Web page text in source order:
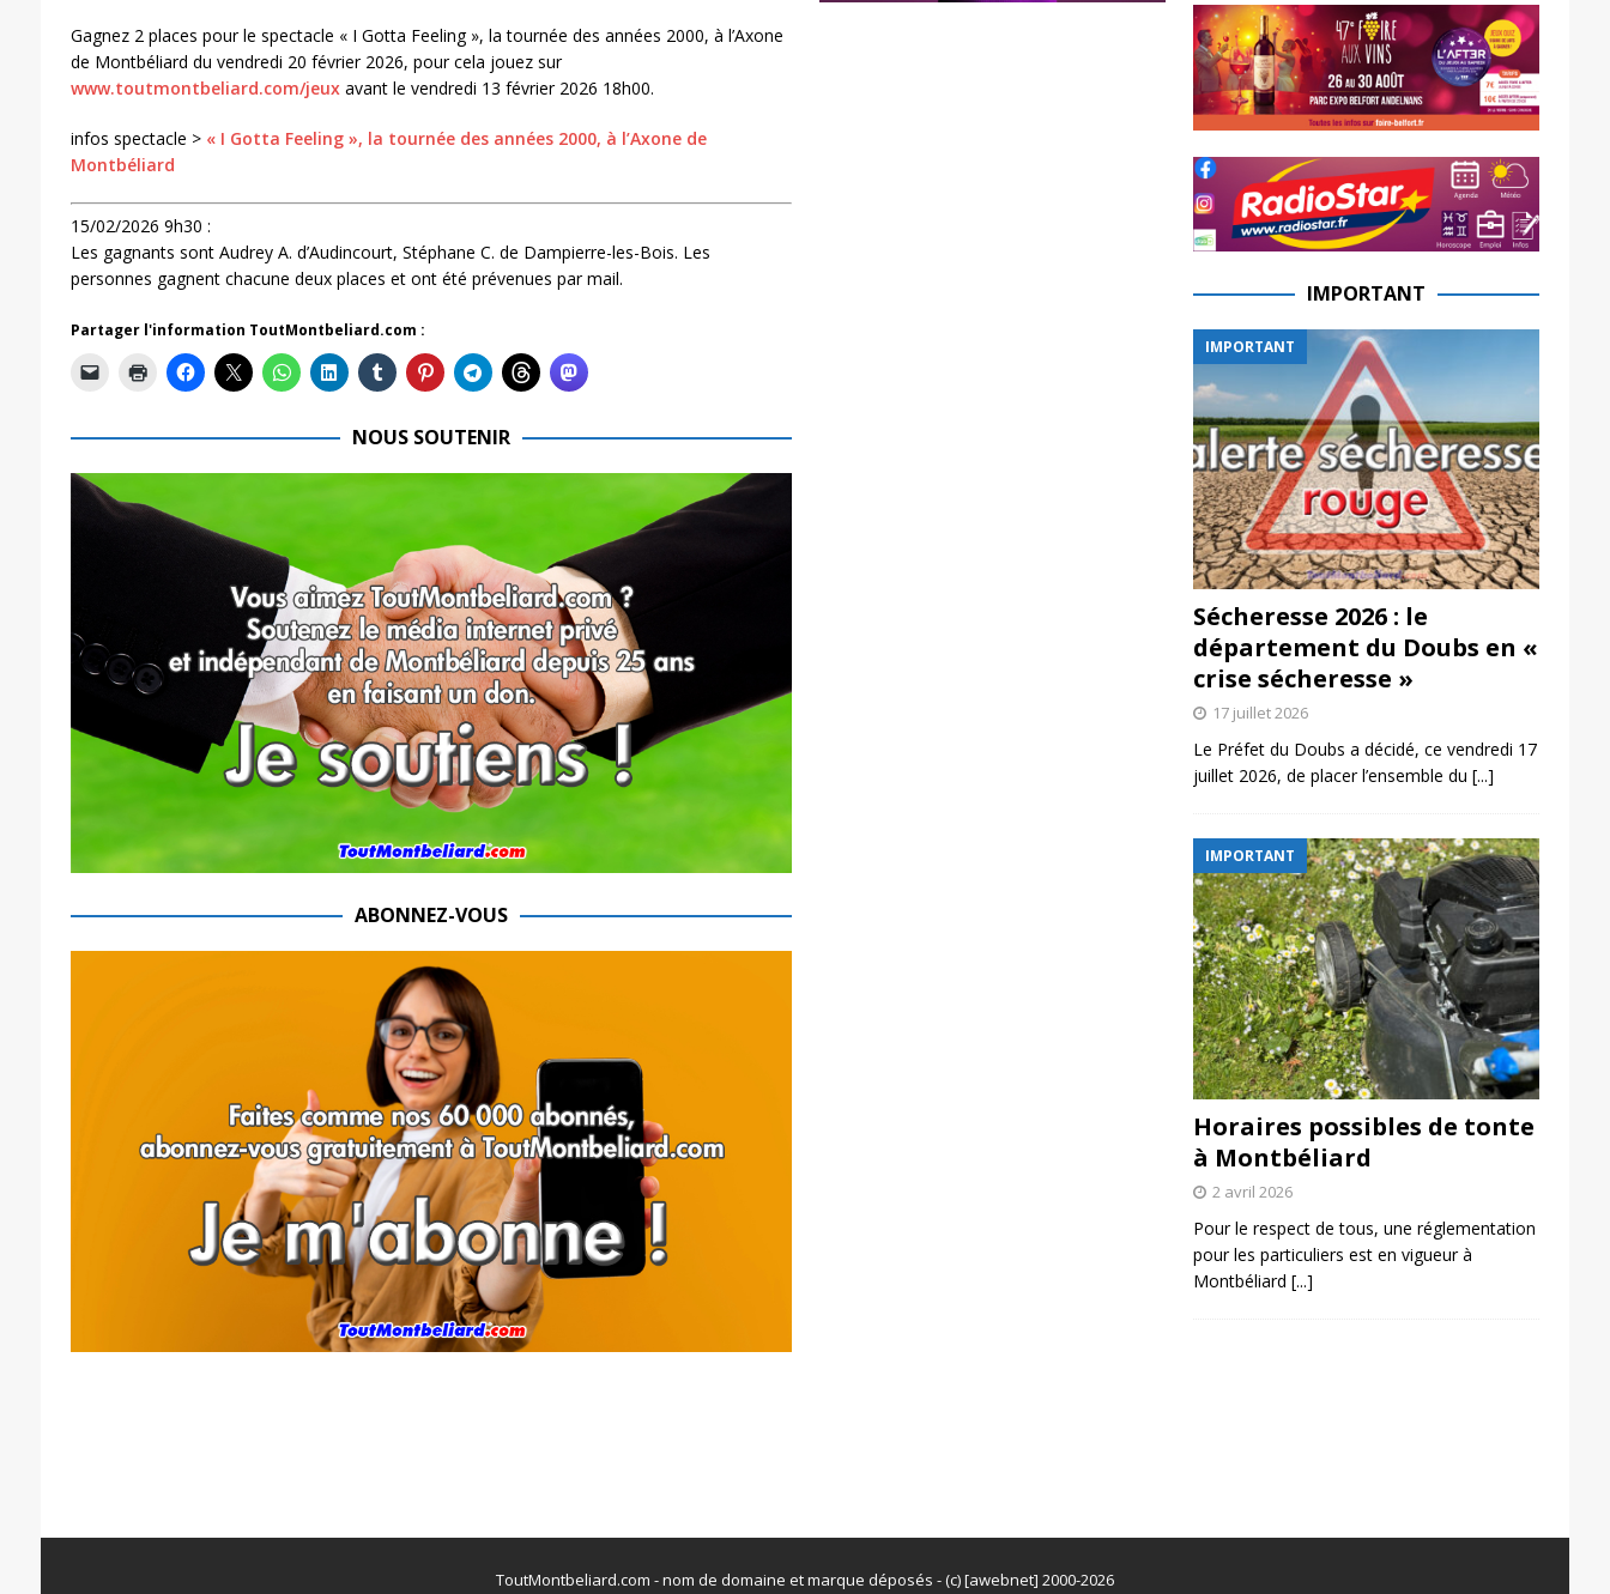
Gagnez 2 places pour le spectacle « I Gotta Feeling », la tournée des années 2000, à l’Axone
de Montbéliard du vendredi 20 février 2026, pour cela jouez sur
www.toutmontbeliard.com/jeuxavant le vendredi 13 février 2026 18h00.
infos spectacle > « I Gotta Feeling », la tournée des années 2000, à l’Axone de
Montbéliard
15/02/2026 9h30 :
Les gagnants sont Audrey A. d’Audincourt, Stéphane C. de Dampierre-les-Bois. Les
personnes gagnent chacune deux places et ont été prévenues par mail.
Partager l'information ToutMontbeliard.com :
NOUS SOUTENIR
ABONNEZ-VOUS
IMPORTANT
IMPORTANT
Sécheresse 2026 : le
département du Doubs en «
crise sécheresse »
17 juillet 2026
Le Préfet du Doubs a décidé, ce vendredi 17
juillet 2026, de placer l’ensemble du [...]
IMPORTANT
Horaires possibles de tonte
à Montbéliard
2 avril 2026
Pour le respect de tous, une réglementation
pour les particuliers est en vigueur à
Montbéliard [...]
ToutMontbeliard.com - nom de domaine et marque déposés - (c) [awebnet] 2000-2026